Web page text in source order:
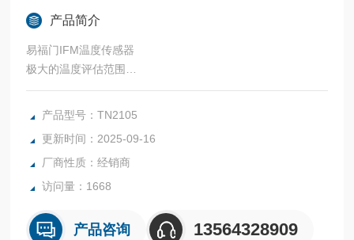
产品简介
易福门IFM温度传感器
极大的温度评估范围
带有开关输出、模拟信号和 IO-Link
友好直观的 3 按钮控制
用于开关状态指示的清晰可见 LED
产品型号：TN2105
更新时间：2025-09-16
厂商性质：经销商
访问量：1668
产品咨询 13564328909